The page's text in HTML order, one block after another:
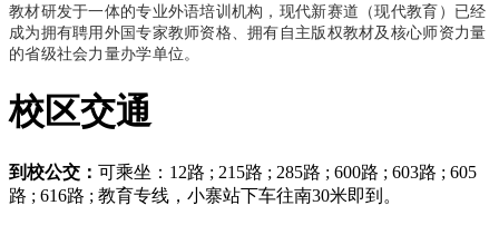
教材研发于一体的专业外语培训机构，现代新赛道（现代教育）已经
成为拥有聘用外国专家教师资格、拥有自主版权教材及核心师资力量
的省级社会力量办学单位。
校区交通
到校公交： 可乘坐：12路 ; 215路 ; 285路 ; 600路 ; 603路 ; 605
路 ; 616路 ; 教育专线，小寨站下车往南30米即到。